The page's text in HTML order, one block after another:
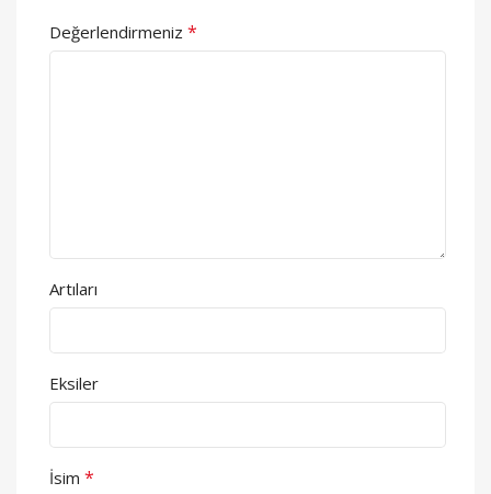
Değerlendirmeniz *
Artıları
Eksiler
İsim *